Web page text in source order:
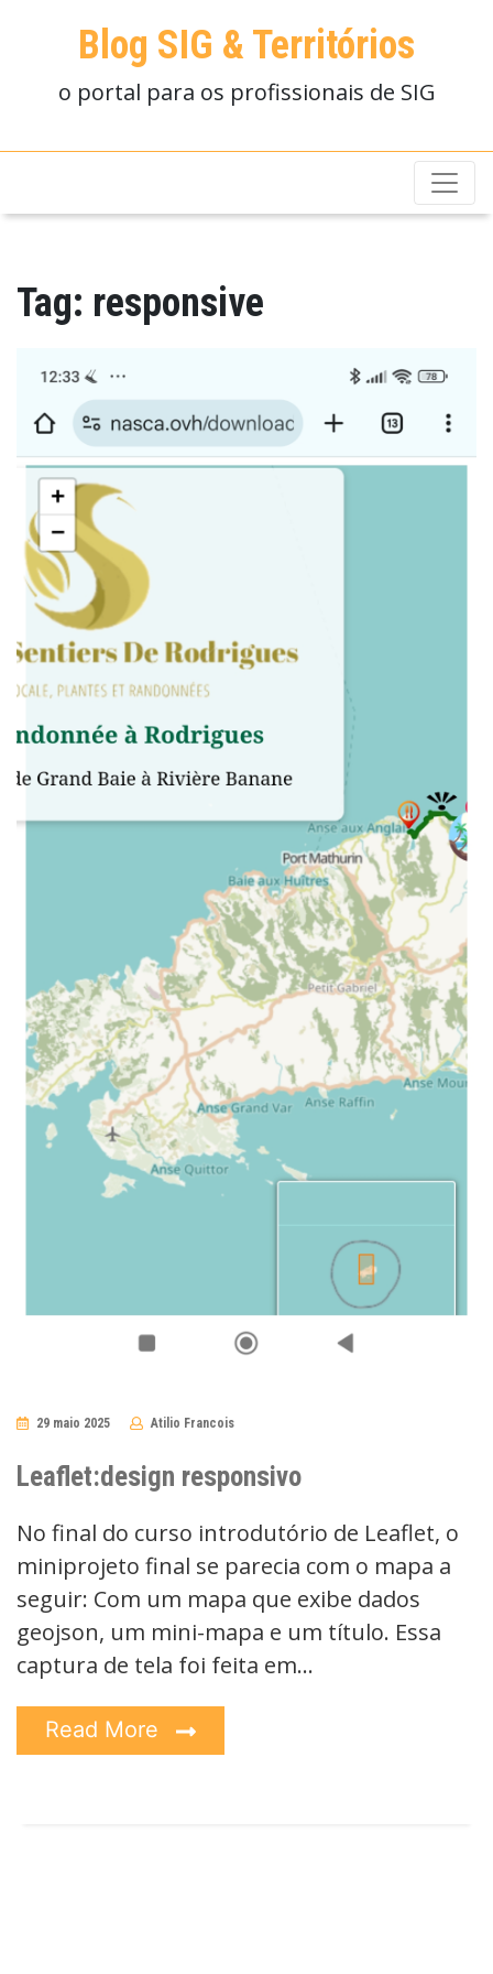
Blog SIG & Territórios
o portal para os profissionais de SIG
Tag: responsive
29 maio 2025 Atilio Francois
Leaflet:design responsivo
No final do curso introdutório de Leaflet, o
miniprojeto final se parecia com o mapa a
seguir: Com um mapa que exibe dados
geojson, um mini-mapa e um título. Essa
captura de tela foi feita em…
Read More